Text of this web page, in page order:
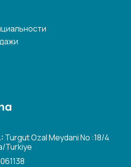
Turgut Ozal Meydani No :18/4
Turkiye